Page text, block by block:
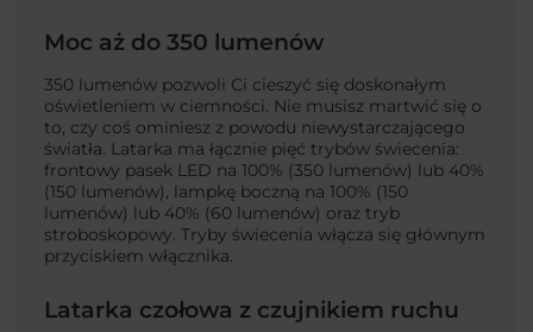
Moc aż do 350 lumenów
350 lumenów pozwoli Ci cieszyć się doskonałym
oświetleniem w ciemności. Nie musisz martwić się o
to, czy coś ominiesz z powodu niewystarczającego
światła. Latarka ma łącznie pięć trybów świecenia:
frontowy pasek LED na 100% (350 lumenów) lub 40%
(150 lumenów), lampkę boczną na 100% (150
lumenów) lub 40% (60 lumenów) oraz tryb
stroboskopowy. Tryby świecenia włącza się głównym
przyciskiem włącznika.
Latarka czołowa z czujnikiem ruchu